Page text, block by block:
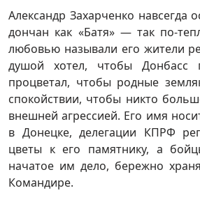
Александр Захарченко навсегда
дончан как «Батя» — так по-
любовью называли его жители
душой хотел, чтобы Донбасс
процветал, чтобы родные
спокойствии, чтобы никто
внешней агрессией. Его имя
в Донецке, делегации КПРФ
цветы к его памятнику, а
начатое им дело, бережно
Командире.